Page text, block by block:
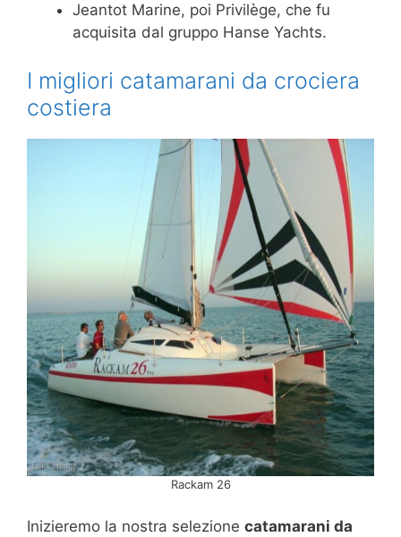
Jeantot Marine, poi Privilège, che fu
acquisita dal gruppo Hanse Yachts.
I migliori catamarani da crociera
costiera
Rackam 26
Inizieremo la nostra selezione catamarani da